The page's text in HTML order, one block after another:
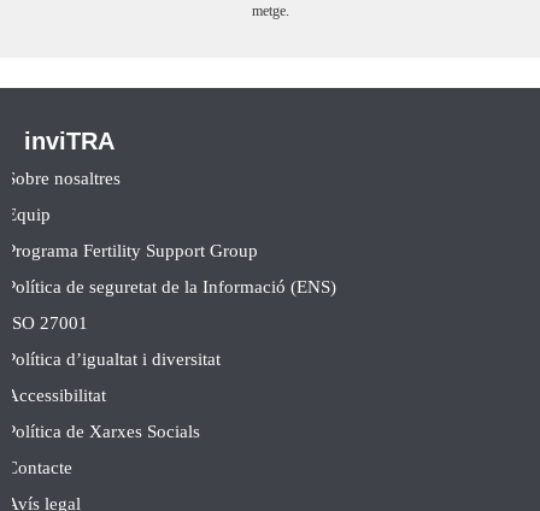
metge.
inviTRA
Sobre nosaltres
Equip
Programa Fertility Support Group
Política de seguretat de la Informació (ENS)
ISO 27001
Política d’igualtat i diversitat
Accessibilitat
Política de Xarxes Socials
Contacte
Avís legal